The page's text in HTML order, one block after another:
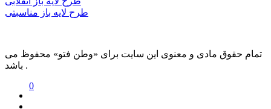
طرح لایه باز مناسبتی
تمام حقوق مادی و معنوی این سایت برای «وطن فتو» محفوظ می
باشد .
0